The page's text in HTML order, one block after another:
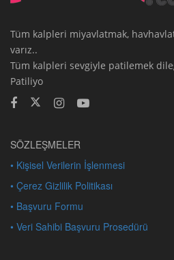
Tüm kalpleri miyavlatmak,
varız..
Tüm kalpleri sevgiyle patilemek
Patiliyo
SÖZLEŞMELER
• Kişisel Verilerin İşlenmesi
• Çerez Gizlilik Politikası
• Başvuru Formu
• Veri Sahibi Başvuru Prosedürü